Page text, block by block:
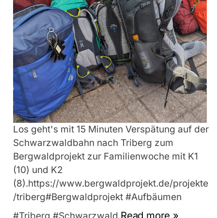
Los geht's mit 15 Minuten Verspätung auf der
Schwarzwaldbahn nach Triberg zum
Bergwaldprojekt zur Familienwoche mit K1
(10) und K2
(8).https://www.bergwaldprojekt.de/projekte
/triberg#Bergwaldprojekt #Aufbäumen
Read more »